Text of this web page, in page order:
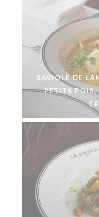
RAVIOLE DE
PETITS POIS,